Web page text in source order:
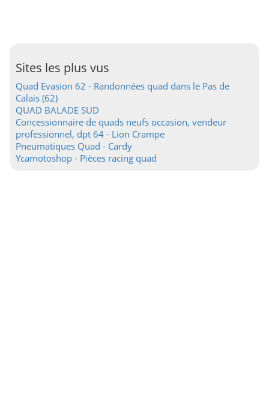
Sites les plus vus
Quad Evasion 62 - Randonnées quad dans le Pas de
Calais (62)
QUAD BALADE SUD
Concessionnaire de quads neufs occasion, vendeur
professionnel, dpt 64 - Lion Crampe
Pneumatiques Quad - Cardy
Ycamotoshop - Pièces racing quad